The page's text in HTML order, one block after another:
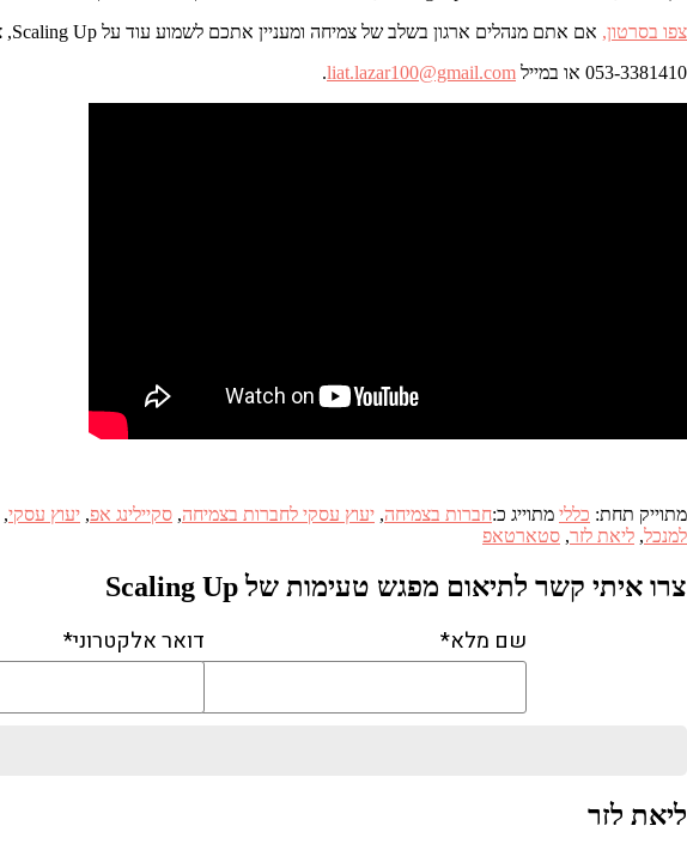
צפו בסרטון, אם אתם מנהלים ארגון בשלב של צמיחה ומעניין אתכם לשמוע עוד על Scaling Up, צרו איתי קשר
053-3381410 או במייל
liat.lazar100@gmail.com
.
מתוייק תחת: כללי מתוייג כ:חברות בצמיחה, יעוץ עסקי לחברות בצמיחה, סקיילינג אפ, יעוץ עסקי,
למנכל, ליאת לזר, סטארטאפ
צרו איתי קשר לתיאום מפגש טעימות של Scaling Up
שם מלא* דואר אלקטרוני*
ליאת לזר